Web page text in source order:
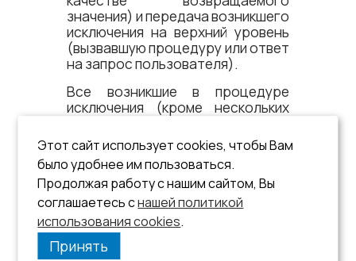
значения) и передача возникшего
исключения на верхний уровень
(вызвавшую процедуру или ответ
на запрос пользователя).
Все возникшие в процедуре
исключения (кроме нескольких
выше) не передаются на верхний
уровень, если явно не
вызываетсяRESIGNALили, если
ядро СУБД ЛИНТЕР не запущено с
ключом
/COMPATIBILITY=RESIGNAL_ALL
Этот сайт использует cookies, чтобы Вам
было удобнее им пользоваться.
Продолжая работу с нашим сайтом, Вы
соглашаетесь снашей политикой
использования cookies.
Принять